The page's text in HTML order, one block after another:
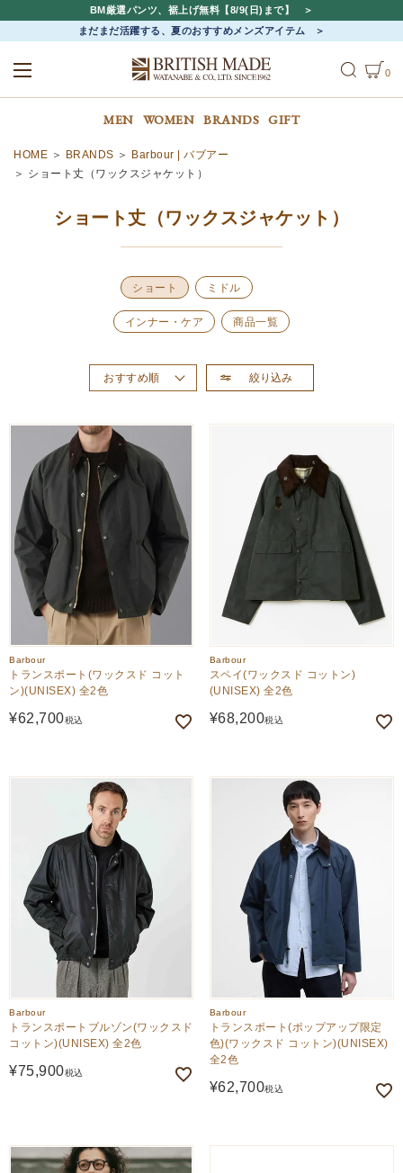
BM厳選パンツ、裾上げ無料【8/9(日)まで】
まだまだ活躍する、夏のおすすめメンズアイテム
0
MEN WOMEN BRANDS GIFT
HOME BRANDS
Barbour | バブアー
ショート丈（ワックスジャケット）
ショート丈（ワックスジャケット）
ショート ミドル
インナー・ケア 商品一覧
絞り込み
おすすめ順
価格が高い順
価格が安い順
Barbour
トランスポート(ワックスド コット
ン)(UNISEX) 全2色
¥62,700税込
Barbour
スペイ(ワックスド コットン)
(UNISEX) 全2色
¥68,200税込
Barbour
トランスポートブルゾン(ワックスド
コットン)(UNISEX) 全2色
¥75,900税込
Barbour
トランスポート(ポップアップ限定
色)(ワックスド コットン)(UNISEX)
全2色
¥62,700税込